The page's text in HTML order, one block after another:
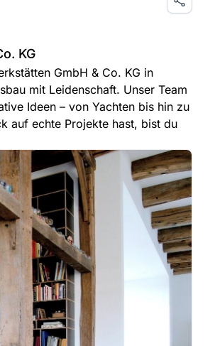
KG
GmbH & Co. KG in
mit Leidenschaft. Unser Team
Ideen – von Yachten bis hin zu
auf echte Projekte hast, bist du